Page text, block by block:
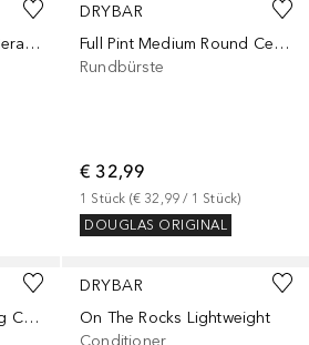
Half Pint Small Round Ceramic Brush
DRYBAR
Full Pint Medium Round Ceramic Brush
Rundbürste
€ 32,99
1 Stück (€ 32,99 / 1 Stück)
DOUGLAS ORIGINAL
On The Rocks Clarifying Charcoal
DRYBAR
On The Rocks Lightweight
Conditioner